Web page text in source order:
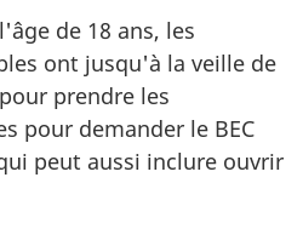
de 18 ans, les
ont jusqu'à la veille de
prendre les
pour demander le BEC
peut aussi inclure ouvrir